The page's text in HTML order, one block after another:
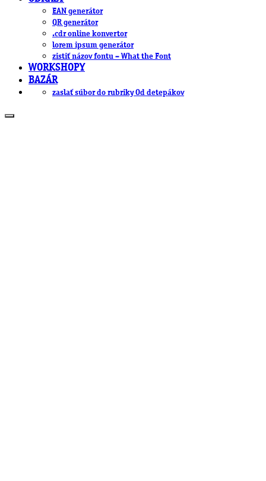
EAN generátor
QR generátor
.cdr online konvertor
lorem ipsum generátor
zistiť názov fontu – What the Font
WORKSHOPY
BAZÁR
zaslať súbor do rubriky Od detepákov